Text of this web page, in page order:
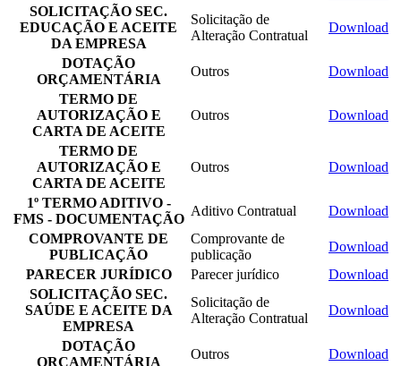
SOLICITAÇÃO SEC.
EDUCAÇÃO E ACEITE
DA EMPRESA
Solicitação de
Alteração Contratual
Download
DOTAÇÃO
ORÇAMENTÁRIA
Outros
Download
TERMO DE
AUTORIZAÇÃO E
CARTA DE ACEITE
Outros Download
TERMO DE
AUTORIZAÇÃO E
CARTA DE ACEITE
Outros Download
1º TERMO ADITIVO -
FMS - DOCUMENTAÇÃO
Aditivo Contratual
Download
COMPROVANTE DE
PUBLICAÇÃO
Comprovante de
publicação
Download
PARECER JURÍDICO
Parecer jurídico
Download
SOLICITAÇÃO SEC.
SAÚDE E ACEITE DA
EMPRESA
Solicitação de
Alteração Contratual
Download
DOTAÇÃO
ORÇAMENTÁRIA
Outros
Download